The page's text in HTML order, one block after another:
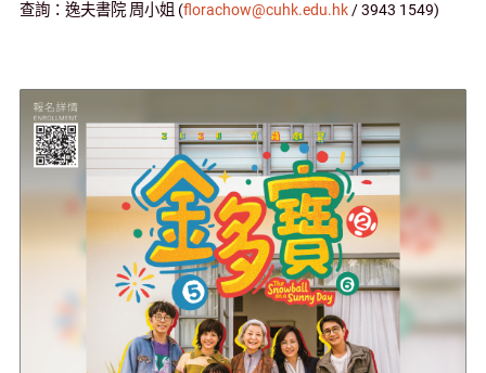
查詢：逸夫書院 周小姐 (florachow@cuhk.edu.hk/ 3943 1549)